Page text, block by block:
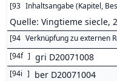
[93 Inhaltsangabe (Kapitel,
Quelle: Vingtieme siecle,
[94 Verknüpfung zu externen
[94f ] gri D20071008
[94i ] ber D20071004